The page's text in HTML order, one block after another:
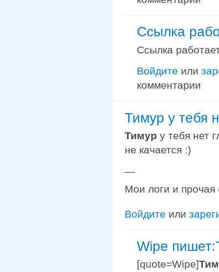
Ссылка
Ссылка
Войдите или
комментарии
Тимур у тебя
Тимур у тебя нет
не качается :)
—
Мои логи и
Войдите или
Wipe
[quote=Wipe]